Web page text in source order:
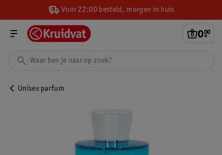
Voor 22:00 besteld, morgen in huis
0.
00
Unisex parfum